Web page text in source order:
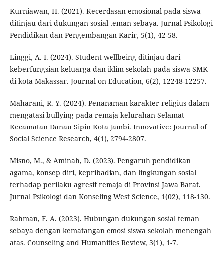
Kurniawan, H. (2021). Kecerdasan emosional pada siswa
ditinjau dari dukungan sosial teman sebaya. Jurnal Psikologi
Pendidikan dan Pengembangan Karir, 5(1), 42-58.
Linggi, A. I. (2024). Student wellbeing ditinjau dari
keberfungsian keluarga dan iklim sekolah pada siswa SMK
di kota Makassar. Journal on Education, 6(2), 12248-12257.
Maharani, R. Y. (2024). Penanaman karakter religius dalam
mengatasi bullying pada remaja kelurahan Selamat
Kecamatan Danau Sipin Kota Jambi. Innovative: Journal of
Social Science Research, 4(1), 2794-2807.
Misno, M., & Aminah, D. (2023). Pengaruh pendidikan
agama, konsep diri, kepribadian, dan lingkungan sosial
terhadap perilaku agresif remaja di Provinsi Jawa Barat.
Jurnal Psikologi dan Konseling West Science, 1(02), 118-130.
Rahman, F. A. (2023). Hubungan dukungan sosial teman
sebaya dengan kematangan emosi siswa sekolah menengah
atas. Counseling and Humanities Review, 3(1), 1-7.